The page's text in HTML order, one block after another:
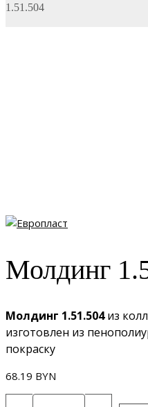
1.51.504
Молдинг
Молдинг 1.51.504из
изготовлен из
покраску
68.19 BYN
Количество